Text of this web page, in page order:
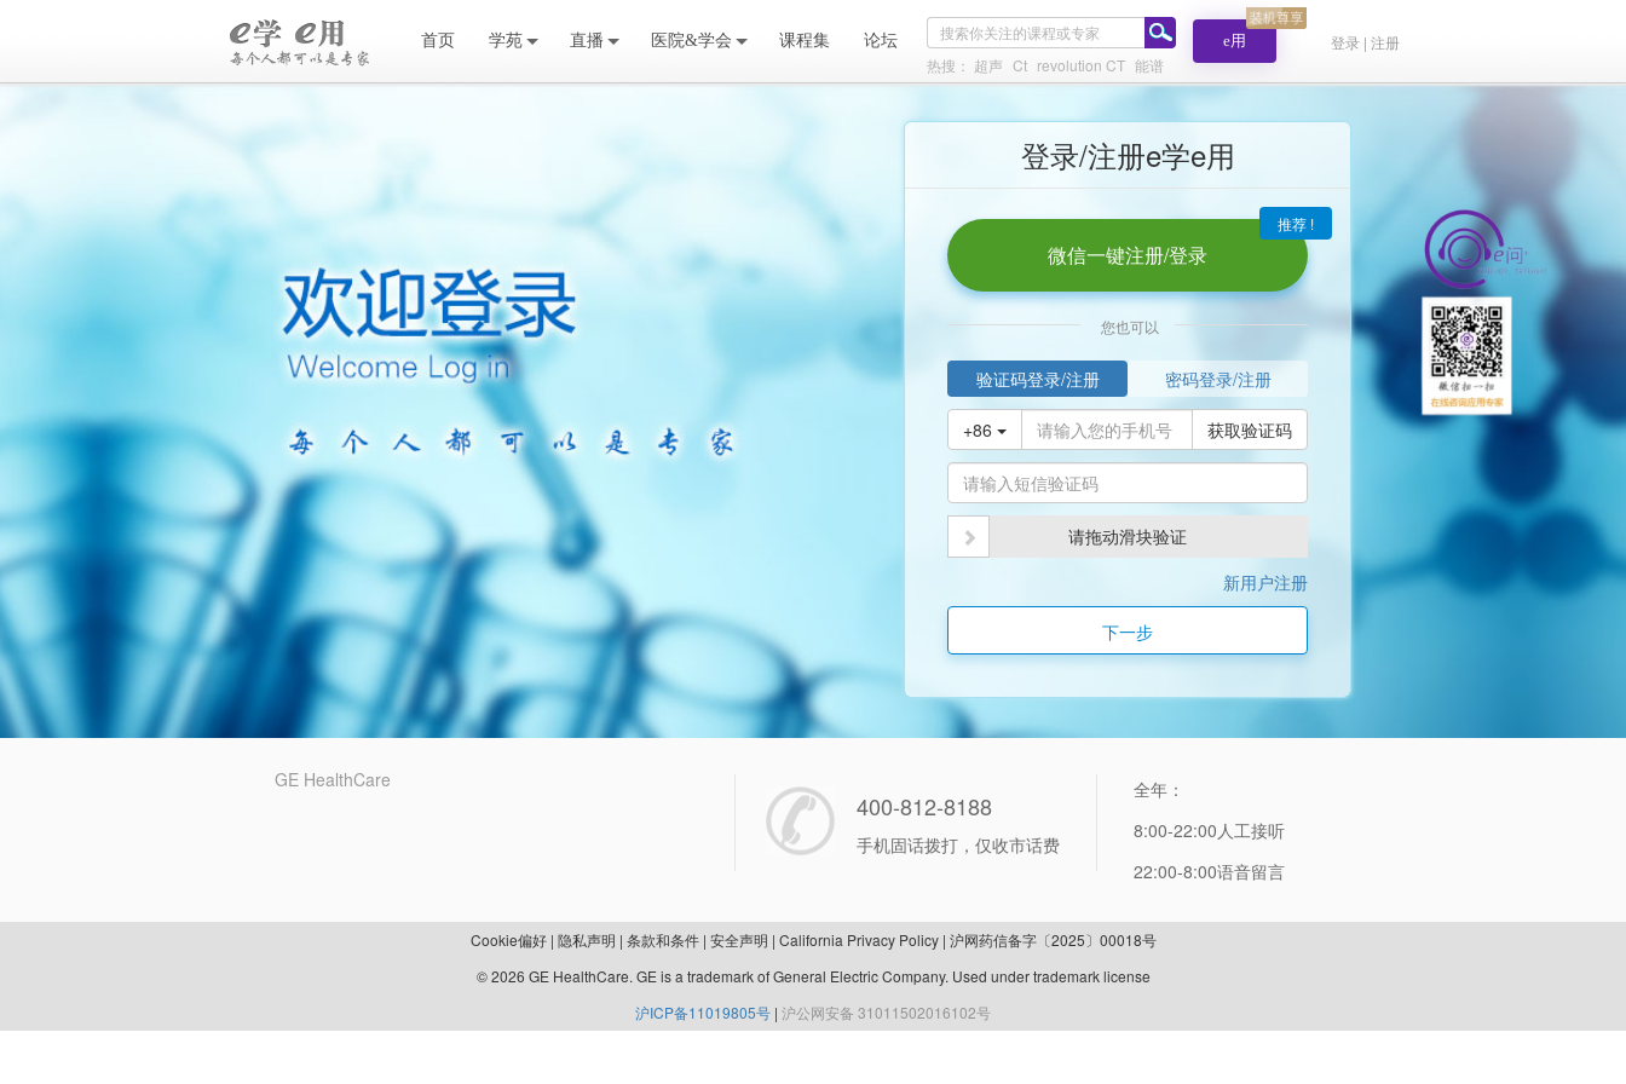
登录 | 注册
e用
热搜： 超声 Ct revolution CT 能谱
首页 学苑 直播 医院&学会 课程集 论坛
登录/注册e学e用
推荐 !
微信一键注册/登录
您也可以
验证码登录/注册 密码登录/注册
+86 获取验证码
请拖动滑块验证
新用户注册
下一步
GE HealthCare
400-812-8188
手机固话拨打，仅收市话费
全年：
8:00-22:00人工接听
22:00-8:00语音留言
Cookie偏好| 隐私声明 | 条款和条件| 安全声明 | California Privacy Policy| 沪网药信备字〔2025〕00018号
© 2026 GE HealthCare. GE is a trademark of General Electric Company. Used under trademark license
沪ICP备11019805号 | 沪公网安备 31011502016102号